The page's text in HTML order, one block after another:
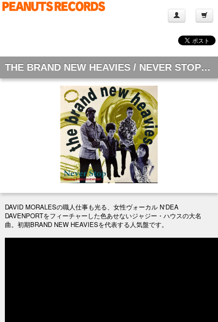
THE BRAND NEW HEAVIES / NEVER STOP [12"]
DAVID MORALESの職人仕事も光る、女性ヴォーカル N‘DEA
DAVENPORTをフィーチャーした色あせないジャジー・ハウスの大名
曲。初期BRAND NEW HEAVIESを代表する人気盤です。